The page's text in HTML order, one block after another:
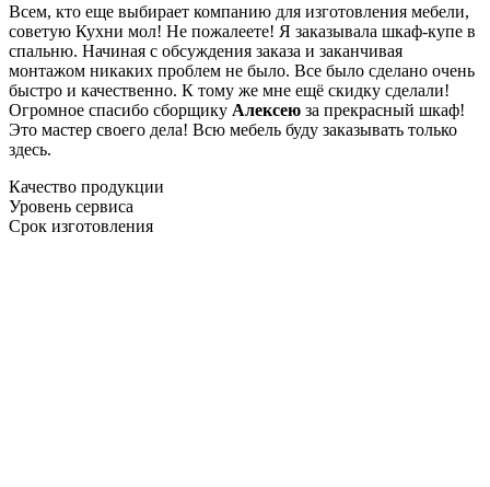
Всем, кто еще выбирает компанию для изготовления мебели,
советую Кухни мол! Не пожалеете! Я заказывала шкаф-купе в
спальню. Начиная с обсуждения заказа и заканчивая
монтажом никаких проблем не было. Все было сделано очень
быстро и качественно. К тому же мне ещё скидку сделали!
Огромное спасибо сборщику Алексею за прекрасный шкаф!
Это мастер своего дела! Всю мебель буду заказывать только
здесь.
Качество продукции
Уровень сервиса
Срок изготовления